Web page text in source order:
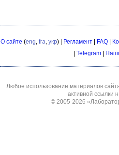
О сайте (eng, fra, укр) | Регламент| FAQ|
Telegram
Любое использование материалов
активной ссылки
© 2005-2026